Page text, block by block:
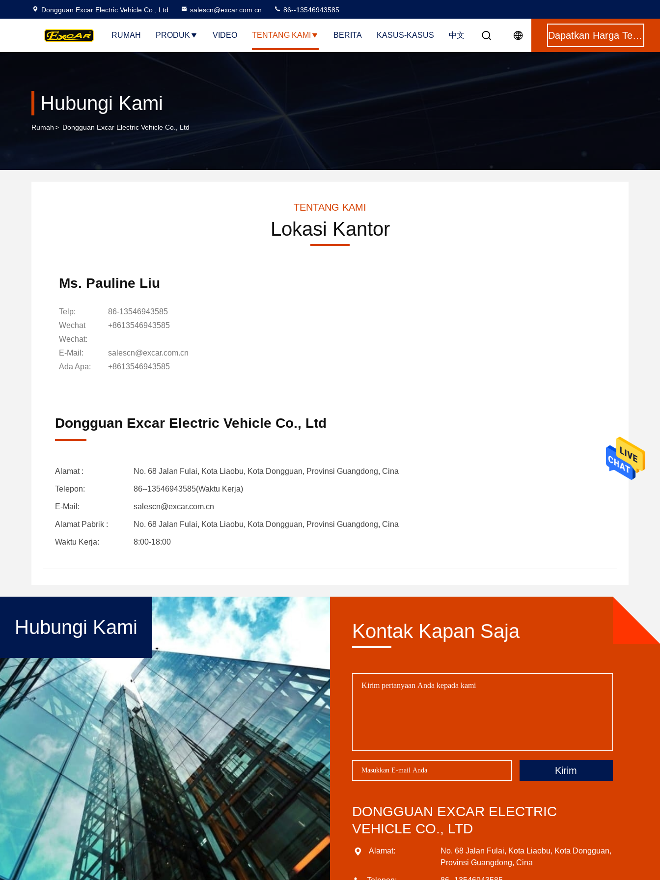
Dongguan Excar Electric Vehicle Co., Ltd salescn@excar.com.cn 86--13546943585
RUMAH PRODUK VIDEO TENTANG KAMI BERITA KASUS-KASUS 中文 Dapatkan Harga Terbaik
Hubungi Kami
Rumah> Dongguan Excar Electric Vehicle Co., Ltd
TENTANG KAMI
Lokasi Kantor
Ms. Pauline Liu
Telp:
86-13546943585
Wechat
Wechat:
+8613546943585
E-Mail:
salescn@excar.com.cn
Ada Apa:
+8613546943585
Dongguan Excar Electric Vehicle Co., Ltd
Alamat : No. 68 Jalan Fulai, Kota Liaobu, Kota Dongguan, Provinsi Guangdong, Cina
Telepon: 86--13546943585(Waktu Kerja)
E-Mail: salescn@excar.com.cn
Alamat Pabrik : No. 68 Jalan Fulai, Kota Liaobu, Kota Dongguan, Provinsi Guangdong, Cina
Waktu Kerja: 8:00-18:00
Hubungi Kami Kontak Kapan Saja
Kirim
DONGGUAN EXCAR ELECTRIC
VEHICLE CO., LTD
Alamat:
No. 68 Jalan Fulai, Kota Liaobu, Kota Dongguan,
Provinsi Guangdong, Cina